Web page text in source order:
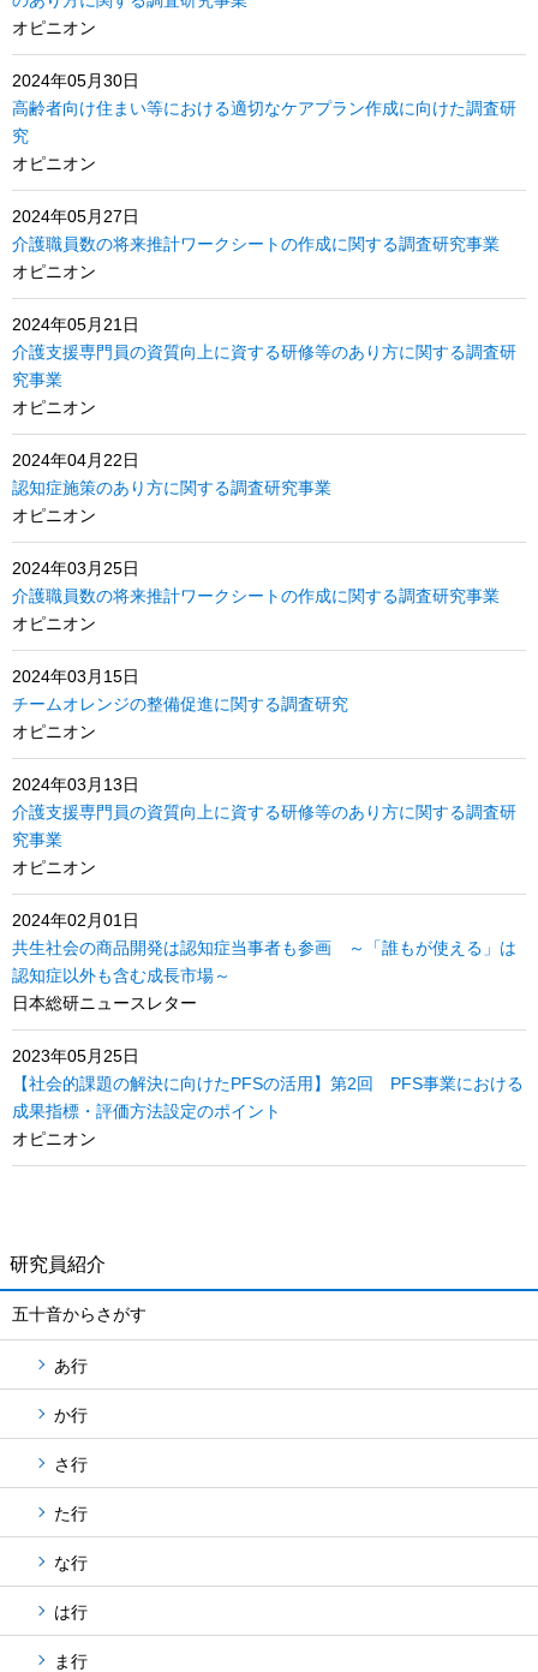
オピニオン
2024年05月30日
高齢者向け住まい等における適切なケアプラン作成に向けた調査研
究
オピニオン
2024年05月27日
介護職員数の将来推計ワークシートの作成に関する調査研究事業
オピニオン
2024年05月21日
介護支援専門員の資質向上に資する研修等のあり方に関する調査研
究事業
オピニオン
2024年04月22日
認知症施策のあり方に関する調査研究事業
オピニオン
2024年03月25日
介護職員数の将来推計ワークシートの作成に関する調査研究事業
オピニオン
2024年03月15日
チームオレンジの整備促進に関する調査研究
オピニオン
2024年03月13日
介護支援専門員の資質向上に資する研修等のあり方に関する調査研
究事業
オピニオン
2024年02月01日
共生社会の商品開発は認知症当事者も参画 ～「誰もが使える」は
認知症以外も含む成長市場～
日本総研ニュースレター
2023年05月25日
【社会的課題の解決に向けたPFSの活用】第2回 PFS事業における
成果指標・評価方法設定のポイント
オピニオン
研究員紹介
五十音からさがす
あ行
か行
さ行
た行
な行
は行
ま行